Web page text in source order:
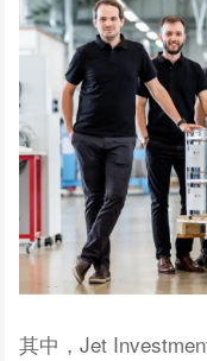
其中，Jet